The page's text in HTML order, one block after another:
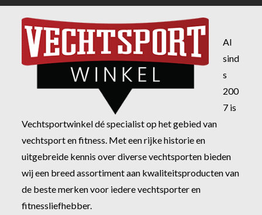
Al
sind
s
200
7 is
Vechtsportwinkel dé specialist op het gebied van
vechtsport en fitness. Met een rijke historie en
uitgebreide kennis over diverse vechtsporten bieden
wij een breed assortiment aan kwaliteitsproducten van
de beste merken voor iedere vechtsporter en
fitnessliefhebber.